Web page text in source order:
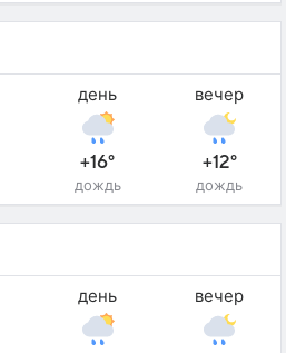
день
+16°
дождь
вечер
+12°
дождь
день вечер